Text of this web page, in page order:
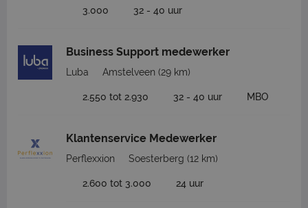
3.000 32 - 40 uur
Business Support medewerker
Luba Amstelveen (29 km)
2.550 tot 2.930 32 - 40 uur MBO
Klantenservice Medewerker
Perflexxion Soesterberg (12 km)
2.600 tot 3.000 24 uur